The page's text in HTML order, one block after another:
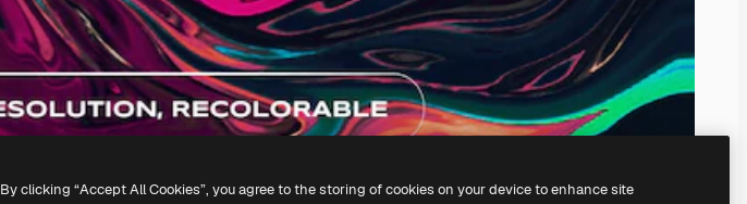
By clicking “Accept All Cookies”, you agree to the storing of cookies on your device to enhance site